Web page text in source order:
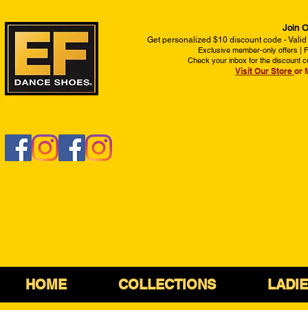
Join
Get personalized $10 discount code -
Exclusive member-only offers |
Check your inbox for the discount
Visit Our Store or
HOME COLLECTIONS